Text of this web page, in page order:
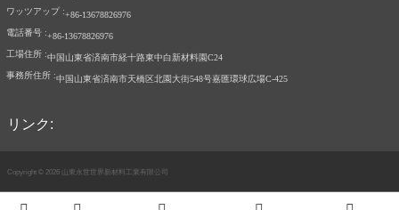
ワッツアップ :+86-13678826976
電話番号 :+86-13678826976
工場住所 :中国山東省済南市経十路東中白新材料園C24
事務所住所 :中国山東省済南市天橋区北園大街548号嘉匯環球広場C-425
リンク:
Copyright © 2026 山東永世世界新材料工業有限公司